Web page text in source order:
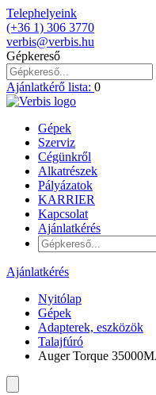
Telephelyeink
(+36 1) 306 3770
verbis@verbis.hu
Gépkereső
Ajánlatkérő lista: 0
Gépek
Szerviz
Cégünkről
Alkatrészek
Pályázatok
KARRIER
Kapcsolat
Ajánlatkérés
Ajánlatkérés
Nyitólap
Gépek
Adapterek, eszközök
Talajfúró
Auger Torque